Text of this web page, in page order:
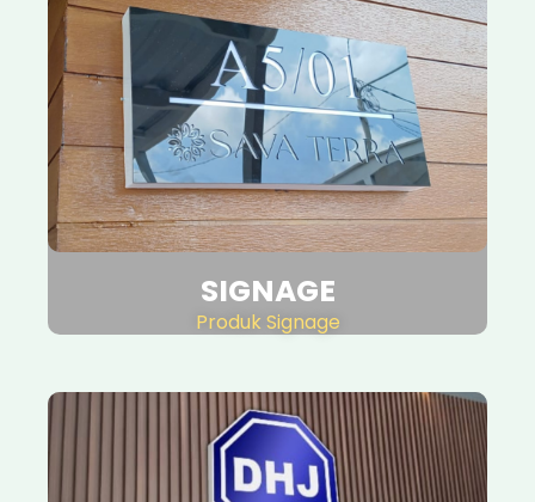
SIGNAGE
Produk Signage